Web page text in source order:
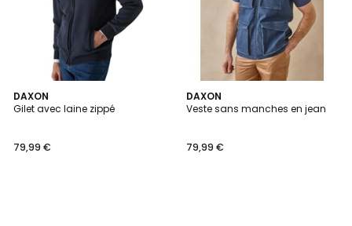
DAXON
Gilet avec laine zippé
79,99 €
DAXON
Veste sans manches en jean
79,99 €